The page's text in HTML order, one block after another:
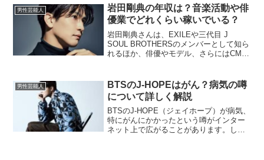
フィールから、話題のCM、そして私生活
に迫ります。佐伯...
男性芸能人
岩田剛典の年収は？音楽活動や俳
優業でどれくらい稼いでいる？
岩田剛典さんは、EXILEや三代目 J
SOUL BROTHERSのメンバーとして知ら
れるほか、俳優やモデル、さらにはCM出
から成り立っています。ここでは、岩田
剛典さん...
男性芸能人
BTSのJ-HOPEはがん？病気の噂
について詳しく解説
BTSのJ-HOPE（ジェイホープ）が病気、
特にがんにかかったという噂がインター
ネット上で広がることがあります。しか